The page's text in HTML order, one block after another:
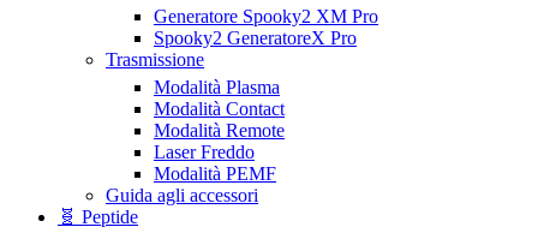
Generatore Spooky2 XM Pro
Spooky2 GeneratoreX Pro
Trasmissione
Modalità Plasma
Modalità Contact
Modalità Remote
Laser Freddo
Modalità PEMF
Guida agli accessori
🧬 Peptide